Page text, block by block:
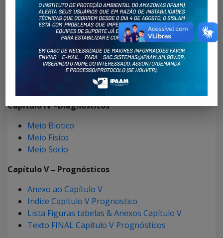
Capítulo III – Descrição Detalhada Empreendimento
Indice do Capitulo III
Lista de Figuras Tabelas & Anexos Capítulo III
Texto FINAL do Capitulo III
Alternativas Locacionais
Figura III-1-Pontes Mundo
Prancha Exemplos Pontes Estaiadas
Capítulo IV –Diagnósticos
Meio Biotico
Meio Fisico
Meio Socio
Capítulo V – Prognósticos
Anexo ao Capítulo V
Indice Capitulo V Prognostico
Lista Figuras tabelas & Anexos Capítulo V
Texto FINAL Capítulo V Prognósticos